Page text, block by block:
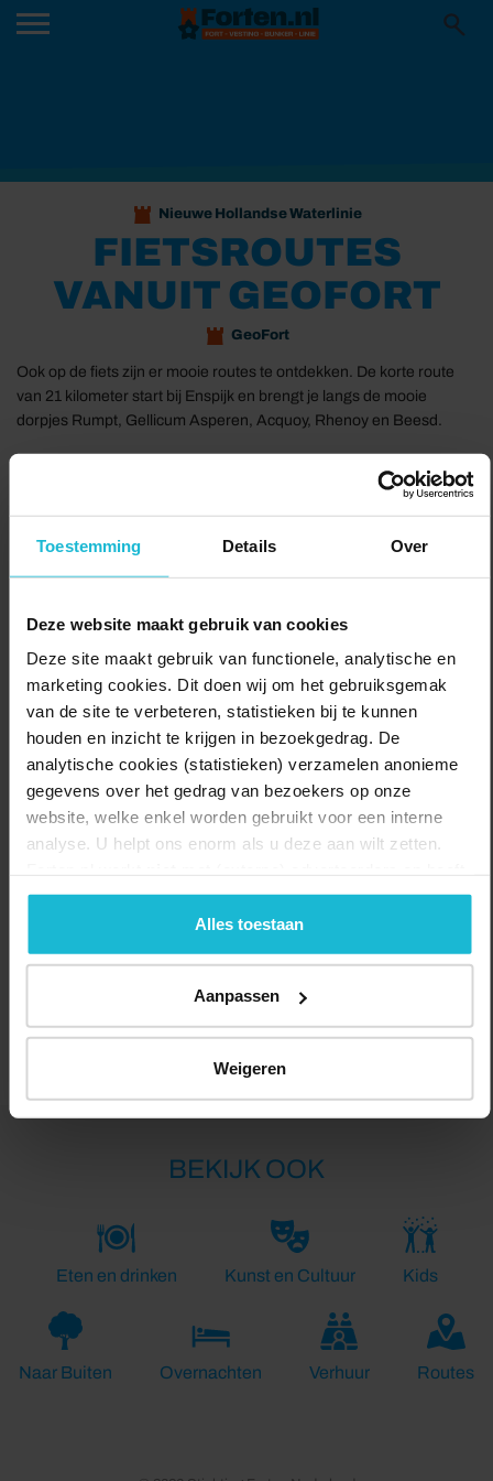
Toestemming Details Over
Deze website maakt gebruik van cookies
Deze site maakt gebruik van functionele, analytische en
marketing cookies. Dit doen wij om het gebruiksgemak
van de site te verbeteren, statistieken bij te kunnen
houden en inzicht te krijgen in bezoekgedrag. De
analytische cookies (statistieken) verzamelen anonieme
gegevens over het gedrag van bezoekers op onze
website, welke enkel worden gebruikt voor een interne
analyse. U helpt ons enorm als u deze aan wilt zetten.
geen commerciële doelstelling. U kunt deze cookies via
de knoppen accepteren, beheren of weigeren.
Alles toestaan
Aanpassen
Weigeren
Nieuwe Hollandse Waterlinie
FIETSROUTES
VANUIT GEOFORT
GeoFort
Ook op de fiets zijn er mooie routes te ontdekken. De korte route
van 21 kilometer start bij Enspijk en brengt je langs de mooie
dorpjes Rumpt, Gellicum Asperen, Acquoy, Rhenoy en Beesd.
De langere route van 38 kilometer start bij het treinstation in
Geldermalsen en sluit vanaf Enspijk aan op de kortere route. Beide
routes komen langs GeoFort. Ideaal voor een tussenstop om
lekker te lunchen in het restaurant.
Naar de route Delen:
21.0 km
BEKIJK OOK
Eten en drinken Kunst en Cultuur Kids
Naar Buiten Overnachten Verhuur Routes